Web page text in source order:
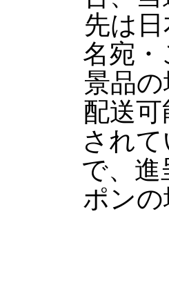
先は
名宛
景品
配送
され
で、
ポン